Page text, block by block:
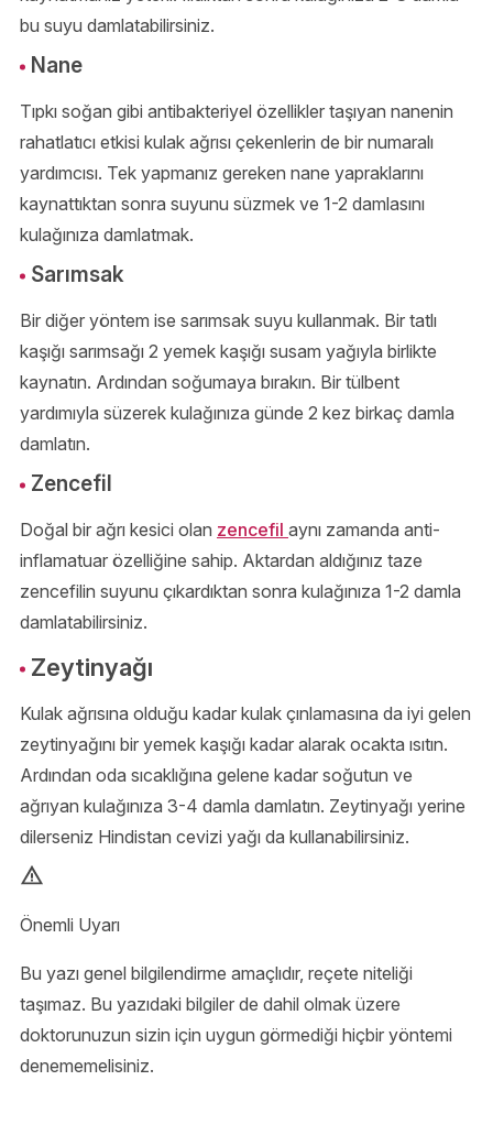
bu suyu damlatabilirsiniz.
Nane
Tıpkı soğan gibi antibakteriyel özellikler taşıyan nanenin
rahatlatıcı etkisi kulak ağrısı çekenlerin de bir numaralı
yardımcısı. Tek yapmanız gereken nane yapraklarını
kaynattıktan sonra suyunu süzmek ve 1-2 damlasını
kulağınıza damlatmak.
Sarımsak
Bir diğer yöntem ise sarımsak suyu kullanmak. Bir tatlı
kaşığı sarımsağı 2 yemek kaşığı susam yağıyla birlikte
kaynatın. Ardından soğumaya bırakın. Bir tülbent
yardımıyla süzerek kulağınıza günde 2 kez birkaç damla
damlatın.
Zencefil
Doğal bir ağrı kesici olan zencefil aynı zamanda anti-
inflamatuar özelliğine sahip. Aktardan aldığınız taze
zencefilin suyunu çıkardıktan sonra kulağınıza 1-2 damla
damlatabilirsiniz.
Zeytinyağı
Kulak ağrısına olduğu kadar kulak çınlamasına da iyi gelen
zeytinyağını bir yemek kaşığı kadar alarak ocakta ısıtın.
Ardından oda sıcaklığına gelene kadar soğutun ve
ağrıyan kulağınıza 3-4 damla damlatın. Zeytinyağı yerine
dilerseniz Hindistan cevizi yağı da kullanabilirsiniz.
Önemli Uyarı
Bu yazı genel bilgilendirme amaçlıdır, reçete niteliği
taşımaz. Bu yazıdaki bilgiler de dahil olmak üzere
doktorunuzun sizin için uygun görmediği hiçbir yöntemi
denememelisiniz.